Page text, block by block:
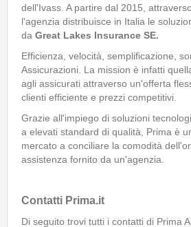
dell'Ivass. A partire dal 2015,
l'agenzia distribuisce in Italia le
da Great Lakes Insurance SE.
Efficienza, velocità, semplificazione,
Assicurazioni. La mission è infatti
agli assicurati attraverso un'offerta
clienti efficiente e prezzi competitivi.
Grazie all'impiego di soluzioni
a elevati standard di qualità, Prima è
mercato a conciliare la comodità
assistenza fornito da un'agenzia.
Contatti Prima.it
Di seguito trovi tutti i contatti di Prima